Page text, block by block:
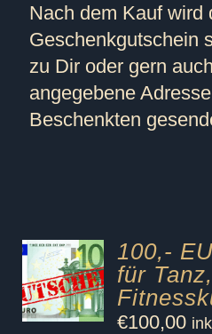
Nach dem Kauf wird
Geschenkgutschein
zu Dir oder gern
angegebene
Beschenkten
100,-
für
€100,00